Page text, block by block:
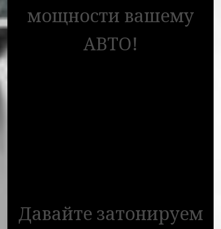
мощности вашему
АВТО!
Давайте затонируем